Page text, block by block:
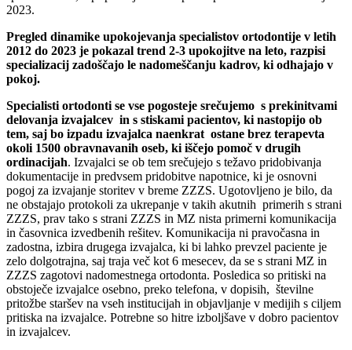
2023.
Pregled dinamike upokojevanja specialistov ortodontije v letih
2012 do 2023 je pokazal trend 2-3 upokojitve na leto, razpisi
specializacij zadoščajo le nadomeščanju kadrov, ki odhajajo v
pokoj.
Specialisti ortodonti se vse pogosteje srečujemo s prekinitvami
delovanja izvajalcev in s stiskami pacientov, ki nastopijo ob
tem, saj bo izpadu izvajalca naenkrat ostane brez terapevta
okoli 1500 obravnavanih oseb, ki iščejo pomoč v drugih
ordinacijah. Izvajalci se ob tem srečujejo s težavo pridobivanja
dokumentacije in predvsem pridobitve napotnice, ki je osnovni
pogoj za izvajanje storitev v breme ZZZS. Ugotovljeno je bilo, da
ne obstajajo protokoli za ukrepanje v takih akutnih primerih s strani
ZZZS, prav tako s strani ZZZS in MZ nista primerni komunikacija
in časovnica izvedbenih rešitev. Komunikacija ni pravočasna in
zadostna, izbira drugega izvajalca, ki bi lahko prevzel paciente je
zelo dolgotrajna, saj traja več kot 6 mesecev, da se s strani MZ in
ZZZS zagotovi nadomestnega ortodonta. Posledica so pritiski na
obstoječe izvajalce osebno, preko telefona, v dopisih, številne
pritožbe staršev na vseh institucijah in objavljanje v medijih s ciljem
pritiska na izvajalce. Potrebne so hitre izboljšave v dobro pacientov
in izvajalcev.